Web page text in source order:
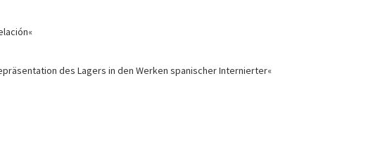
des Lagers in den Werken spanischer Internierter«